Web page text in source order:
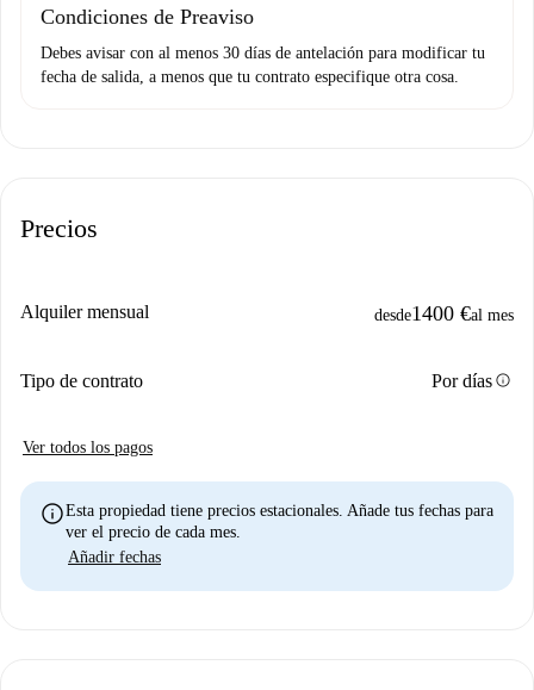
Condiciones de Preaviso
Debes avisar con al menos 30 días de antelación para modificar tu
fecha de salida, a menos que tu contrato especifique otra cosa.
Precios
Alquiler mensual desde1400 €al mes
Tipo de contrato Por díasinfo
Ver todos los pagos
infoEsta propiedad tiene precios estacionales. Añade tus fechas para
ver el precio de cada mes.
Añadir fechas